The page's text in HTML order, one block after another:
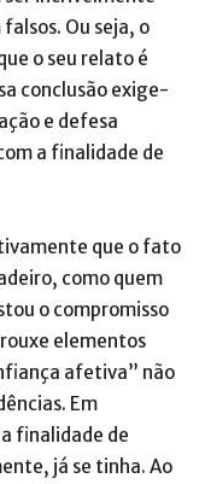
Ou seja, o
o seu relato é
conclusão exige-
e defesa
a finalidade de
que o fato
como quem
o compromisso
elementos
afetiva” não
Em
finalidade de
já se tinha. Ao